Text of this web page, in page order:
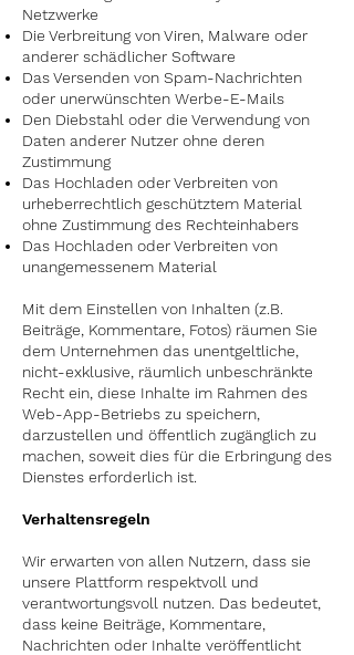
Netzwerke
Die Verbreitung von Viren, Malware oder
anderer schädlicher Software
Das Versenden von Spam-Nachrichten
oder unerwünschten Werbe-E-Mails
Den Diebstahl oder die Verwendung von
Daten anderer Nutzer ohne deren
Zustimmung
Das Hochladen oder Verbreiten von
urheberrechtlich geschütztem Material
ohne Zustimmung des Rechteinhabers
Das Hochladen oder Verbreiten von
unangemessenem Material
Mit dem Einstellen von Inhalten (z.B.
Beiträge, Kommentare, Fotos) räumen Sie
dem Unternehmen das unentgeltliche,
nicht-exklusive, räumlich unbeschränkte
Recht ein, diese Inhalte im Rahmen des
Web-App-Betriebs zu speichern,
darzustellen und öffentlich zugänglich zu
machen, soweit dies für die Erbringung des
Dienstes erforderlich ist.
Verhaltensregeln
Wir erwarten von allen Nutzern, dass sie
unsere Plattform respektvoll und
verantwortungsvoll nutzen. Das bedeutet,
dass keine Beiträge, Kommentare,
Nachrichten oder Inhalte veröffentlicht